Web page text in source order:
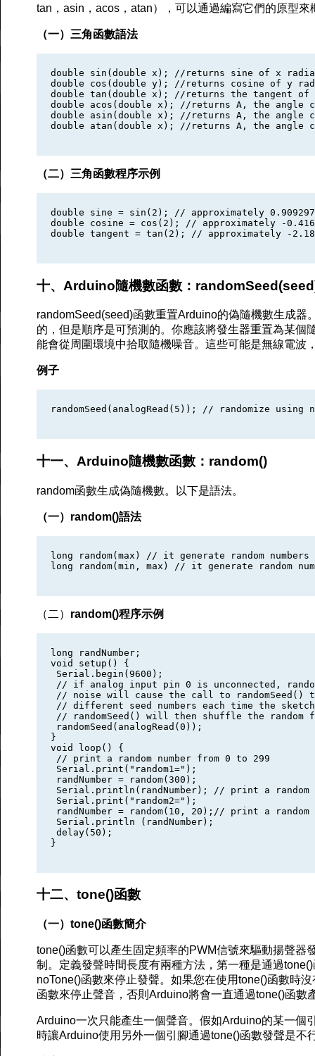
tan，asin，acos，atan），可以通過編寫它們的原型
（一）三角函數語法
double sin(double x); //returns sine of x
double cos(double y); //returns cosine of y
double tan(double x); //returns the tangent of
double acos(double x); //returns A, the angle
double asin(double x); //returns A, the angle
double atan(double x); //returns A, the angle
（二）三角函數程序示例
double sine = sin(2); // approximately
double cosine = cos(2); // approximately -
double tangent = tan(2); // approximately -
十、Arduino隨機數函數：
randomSeed(seed)函數重置Arduino的偽隨機數生成器
的，但是順序是可預測的。你應該將發生器重置為某個
能會從周圍環境中拾取隨機噪音。這些可能是無線電波
例子
randomSeed(analogRead(5)); // randomize
十一、Arduino隨機數函數： random()
random函數生成偽隨機數。以下是語法。
（一）random()語法
long random(max) // it generate random
long random(min, max) // it generate random
（二） random()程序示例
long randNumber;
void setup() {
Serial.begin(9600);
// if analog input pin 0 is unconnected,
// noise will cause the call to randomSeed()
// different seed numbers each time the
// randomSeed() will then shuffle the random
randomSeed(analogRead(0));
}
void loop() {
// print a random number from 0 to 299
Serial.print("random1=");
randNumber = random(300);
Serial.println(randNumber); // print a random
Serial.print("random2=");
randNumber = random(10, 20);// print a random
Serial.println (randNumber);
delay(50);
}
十二、tone()函數
（一）tone()函數簡介
tone()函數可以產生固定頻率的PWM信號來驅動揚聲器
制。定義發聲時間長度有兩種方法，第一種是通過
noTone()函數來停止發聲。如果您在使用tone()函數時
函數來停止聲音，否則Arduino將會一直通過tone()函數
Arduino一次只能產生一個聲音。假如Arduino的某一個
時讓Arduino使用另外一個引腳通過tone()函數發聲是不